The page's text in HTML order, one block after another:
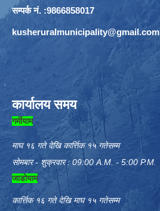
सम्पर्क नं. :9866858017
kusheruralmunicipality@gmail.com
कार्यालय समय
गर्मीयाम
माघ १६ गते देखि कार्त्तिक १५ गतेसम्म
सोमबार - शुक्रवार : 09:00 A.M. - 5:00 P.M.
जाडोयाम
कार्त्तिक १६ गते देखि माघ १५ गतेसम्म